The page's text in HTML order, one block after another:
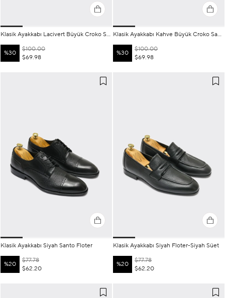
Klasik Ayakkabı Lacivert Büyük Croko Santo
%30
$69.98
$100.00
Klasik Ayakkabı Kahve Büyük Croko Santo
%30
$69.98
$100.00
Klasik Ayakkabı Siyah Santo Floter
%20
$62.20
$77.78
Klasik Ayakkabı Siyah Floter-Siyah Süet
%20
$62.20
$77.78